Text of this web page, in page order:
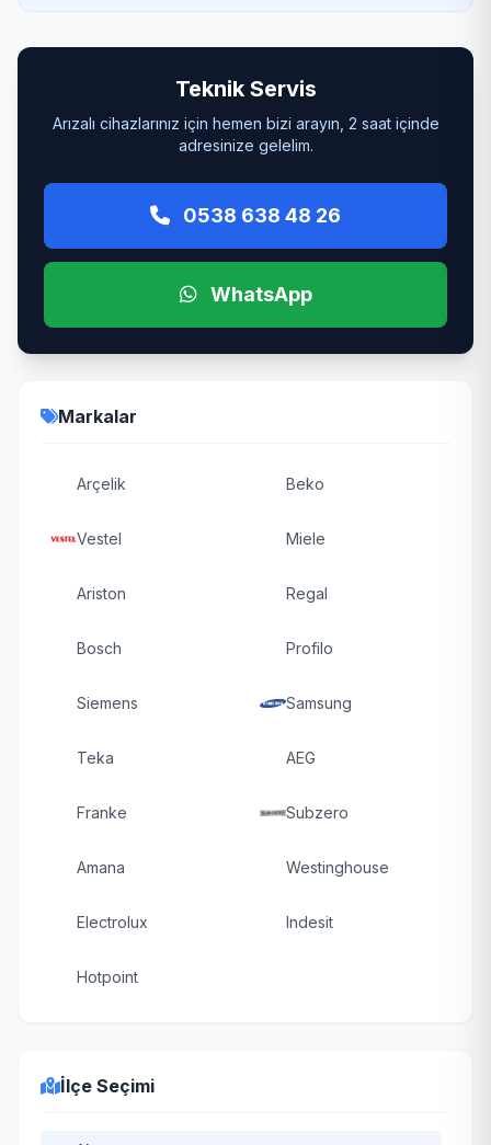
Teknik Servis
Arızalı cihazlarınız için hemen bizi arayın, 2 saat içinde
adresinize gelelim.
0538 638 48 26
WhatsApp
Markalar
Arçelik Beko
Vestel Miele
Ariston Regal
Bosch Profilo
Siemens Samsung
Teka AEG
Franke Subzero
Amana Westinghouse
Electrolux Indesit
Hotpoint
İlçe Seçimi